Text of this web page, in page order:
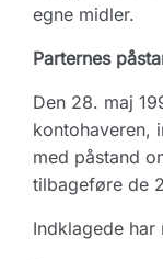
egne midler.
Parternes
Den 28. maj
kontohaveren,
med påstand
tilbageføre de
Indklagede